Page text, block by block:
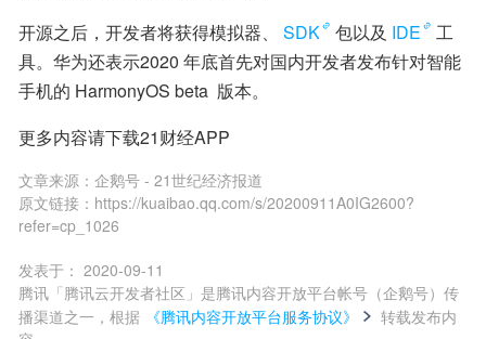
开源之后，开发者将获得模拟器、
SDK 包以及 IDE
工
具。华为还表示2020 年底首先对国内开发者发布针对智能
手机的 HarmonyOS beta  版本。
更多内容请下载21财经APP
文章来源： 企鹅号 - 21世纪经济报道
原文链接： https://kuaibao.qq.com/s/20200911A0IG2600?
refer=cp_1026
发表于： 2020-09-11
腾讯「腾讯云开发者社区」是腾讯内容开放平台帐号（企鹅号）传
播渠道之一，根据
《腾讯内容开放平台服务协议》
转载发布内